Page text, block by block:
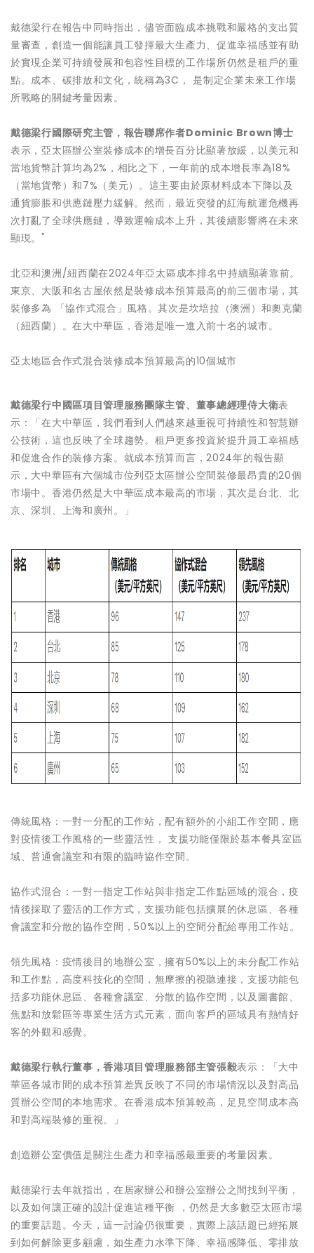
戴德梁行在報告中同時指出，儘管面臨成本挑戰和嚴格的支出質
量審查，創造一個能讓員工發揮最大生產力、促進幸福感並有助
於實現企業可持續發展和包容性目標的工作場所仍然是租戶的重
點。成本、碳排放和文化，統稱為3C， 是制定企業未來工作場
所戰略的關鍵考量因素。
戴德梁行國際研究主管，報告聯席作者Dominic Brown博士
表示，亞太區辦公室裝修成本的增長百分比顯著放緩，以美元和
當地貨幣計算均為2%，相比之下，一年前的成本增長率為18%
（當地貨幣）和7%（美元）。這主要由於原材料成本下降以及
通貨膨脹和供應鏈壓力緩解。然而，最近突發的紅海航運危機再
次打亂了全球供應鏈，導致運輸成本上升，其後續影響將在未來
顯現。"
北亞和澳洲/紐西蘭在2024年亞太區成本排名中持續顯著靠前。
東京、大阪和名古屋依然是裝修成本預算最高的前三個市場，其
裝修多為 「協作式混合」風格。其次是坎培拉（澳洲）和奧克蘭
（紐西蘭）。在大中華區，香港是唯一進入前十名的城市。
亞太地區合作式混合裝修成本預算最高的10個城市
戴德梁行中國區項目管理服務團隊主管、董事總經理侍大衛表
示：「在大中華區，我們看到人們越來越重視可持續性和智慧辦
公技術，這也反映了全球趨勢。租戶更多投資於提升員工幸福感
和促進合作的裝修方案。就成本預算而言，2024年的報告顯
示，大中華區有六個城市位列亞太區辦公空間裝修最昂貴的20個
市場中。香港仍然是大中華區成本最高的市場，其次是台北、北
京、深圳、上海和廣州。」
傳統風格：一對一分配的工作站，配有額外的小組工作空間，應
對疫情後工作風格的一些靈活性， 支援功能僅限於基本餐具室區
域、普通會議室和有限的臨時協作空間。
協作式混合：一對一指定工作站與非指定工作點區域的混合，疫
情後採取了靈活的工作方式，支援功能包括擴展的休息區、各種
會議室和分散的協作空間，50%以上的空間分配給專用工作站。
領先風格：疫情後目的地辦公室，擁有50%以上的未分配工作站
和工作點，高度科技化的空間，無摩擦的視聽連接，支援功能包
括多功能休息區、各種會議室、分散的協作空間，以及圖書館、
焦點和放鬆區等專業生活方式元素，面向客戶的區域具有熱情好
客的外觀和感覺。
戴德梁行執行董事，香港項目管理服務部主管張毅表示：「大中
華區各城市間的成本預算差異反映了不同的市場情況以及對高品
質辦公空間的本地需求。在香港成本預算較高，足見空間成本高
和對高端裝修的重視。」
創造辦公室價值是關注生產力和幸福感最重要的考量因素。
戴德梁行去年就指出，在居家辦公和辦公室辦公之間找到平衡，
以及如何讓正確的設計促進這種平衡 ，仍然是大多數亞太區市場
的重要話題。今天，這一討論仍很重要，實際上該話題已經拓展
到如何解除更多顧慮，如生產力水準下降、幸福感降低、零排放